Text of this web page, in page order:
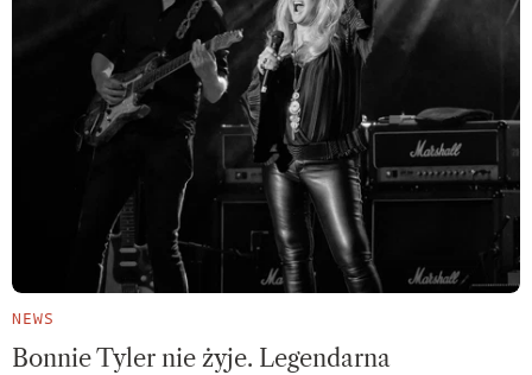
NEWS
Bonnie Tyler nie żyje. Legendarna